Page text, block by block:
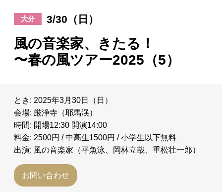
大分 3/30（日）
風の音楽家、きたる！
〜春の風ツアー2025（5）
とき: 2025年3月30日（日）
会場: 厳浄寺（耶馬渓）
時間: 開場12:30 開演14:00
料金: 2500円 / 中高生1500円 / 小学生以下無料
出演: 風の音楽家（平魚泳、岡林立哉、重松壮一郎）
お問い合わせ